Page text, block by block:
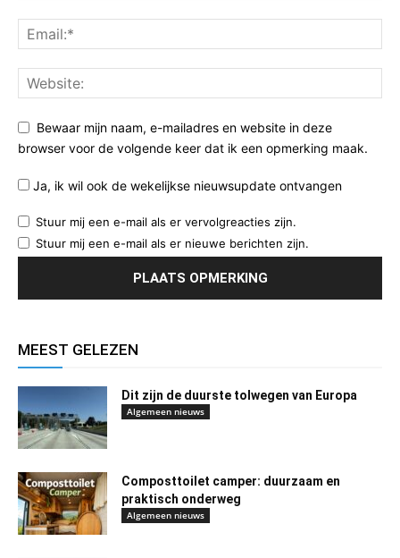
Bewaar mijn naam, e-mailadres en website in deze
browser voor de volgende keer dat ik een opmerking maak.
Ja, ik wil ook de wekelijkse nieuwsupdate ontvangen
Stuur mij een e-mail als er vervolgreacties zijn.
Stuur mij een e-mail als er nieuwe berichten zijn.
MEEST GELEZEN
Dit zijn de duurste tolwegen van Europa
Algemeen nieuws
Composttoilet camper: duurzaam en
praktisch onderweg
Algemeen nieuws